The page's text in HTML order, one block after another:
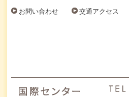
お問い合わせ 交通アクセス